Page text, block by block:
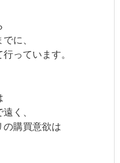
に、
っています。
く、
の購買意欲は